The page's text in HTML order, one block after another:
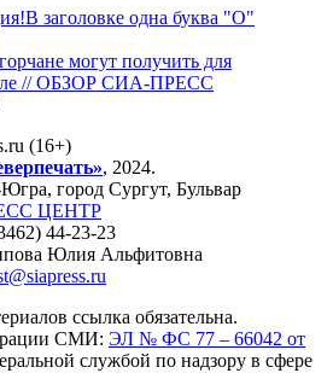
заголовке одна буква "О"
могут получить для
// ОБЗОР СИА-ПРЕСС
(16+)
, 2024.
, город Сургут, Бульвар
ЦЕНТР
44-23-23
Юлия Альфитовна
ссылка обязательна.
СМИ: ЭЛ № ФС 77 – 66042 от
службой по надзору в сфере